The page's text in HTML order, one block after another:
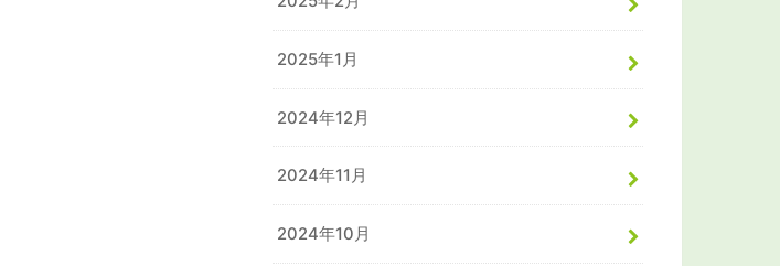
2025年1月
2024年12月
2024年11月
2024年10月